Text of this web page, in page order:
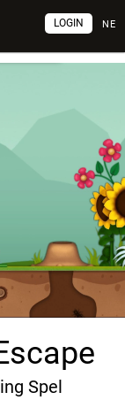
NE
LOGIN
Spel